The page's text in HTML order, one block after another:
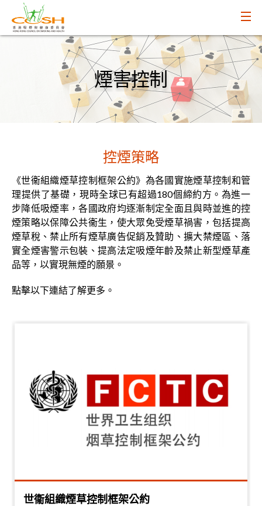
煙害控制
控煙策略
《世衞組織煙草控制框架公約》為各國實施煙草控制和管
理提供了基礎，現時全球已有超過180個締約方。為進一
步降低吸煙率，各國政府均逐漸制定全面且與時並進的控
煙策略以保障公共衞生，使大眾免受煙草禍害，包括提高
煙草稅、禁止所有煙草廣告促銷及贊助、擴大禁煙區、落
實全煙害警示包裝、提高法定吸煙年齡及禁止新型煙草產
品等，以實現無煙的願景。
點擊以下連結了解更多。
世衞組織煙草控制框架公約